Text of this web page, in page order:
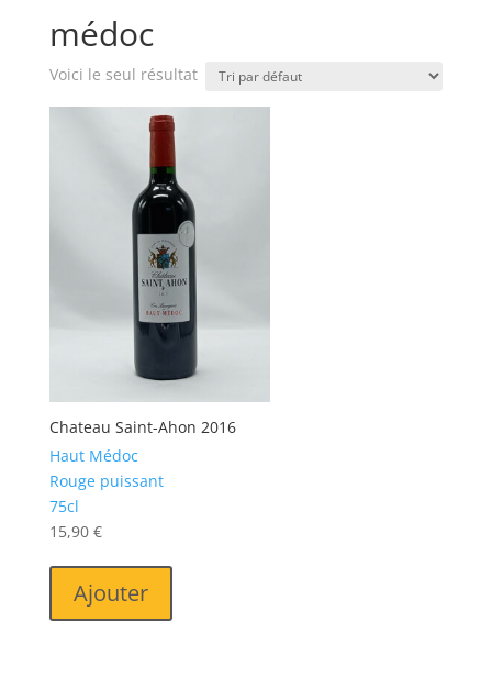
médoc
Voici le seul résultat
Chateau Saint-Ahon 2016
Haut Médoc
Rouge puissant
75cl
15,90 €
Ajouter